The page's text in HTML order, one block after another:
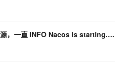
Nacos集群模式使用内置数据源，一直 INFO Nacos is starting...怎么办？